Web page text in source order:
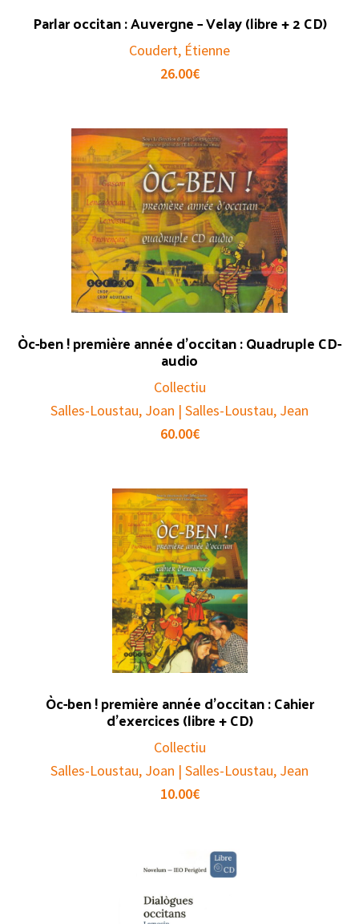
Parlar occitan : Auvergne – Velay (libre + 2 CD)
Coudert, Étienne
26.00€
Òc-ben ! première année d’occitan : Quadruple CD-
audio
Collectiu
Salles-Loustau, Joan | Salles-Loustau, Jean
60.00€
Òc-ben ! première année d’occitan : Cahier
d’exercices (libre + CD)
Collectiu
Salles-Loustau, Joan | Salles-Loustau, Jean
10.00€